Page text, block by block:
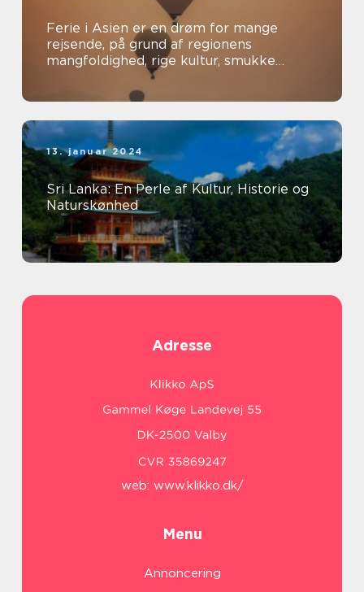
Ferie i Asien er en drøm for mange
rejsende, på grund af regionens
mangfoldighed, rige kultur, smukke
landskaber og spændende oplevelser
13. januar 2024
Sri Lanka: En Perle af Kultur, Historie og
Naturskønhed
Adresse
web: www.klikko.dk/
Menu
Annoncering